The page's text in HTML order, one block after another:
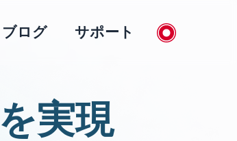
ブログ サポート
実現